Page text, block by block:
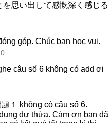
を思い出して感慨深く感じる
góp. Chúc bạn học vui.
câu số 6 không có add ơi
題１ không có câu số 6.
dư thừa. Cảm ơn bạn đã